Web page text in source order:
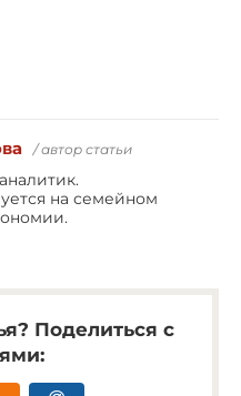
/ автор статьи
на семейном
Поделиться с